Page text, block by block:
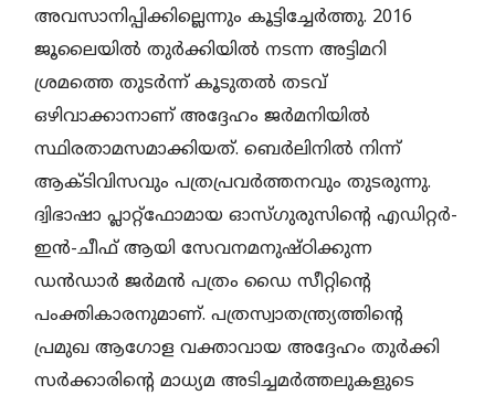
അവസാനിപ്പിക്കില്ലെന്നും കൂട്ടിച്ചേർത്തു. 2016
ജൂലൈയിൽ തുർക്കിയിൽ നടന്ന അട്ടിമറി
ശ്രമത്തെ തുടർന്ന് കൂടുതൽ തടവ്
ഒഴിവാക്കാനാണ്‌ അദ്ദേഹം ജർമനിയിൽ
സ്ഥിരതാമസമാക്കിയത്‌. ബെർലിനിൽ നിന്ന്
ആക്ടിവിസവും പത്രപ്രവർത്തനവും തുടരുന്നു.
ദ്വിഭാഷാ പ്ലാറ്റ്‌ഫോമായ ഓസ്‌ഗുരുസിന്റെ എഡിറ്റർ-
ഇൻ-ചീഫ് ആയി സേവനമനുഷ്ഠിക്കുന്ന
ഡൻഡാർ ജർമൻ പത്രം ഡൈ സീറ്റിന്റെ
പംക്തികാരനുമാണ്‌. പത്രസ്വാതന്ത്ര്യത്തിന്റെ
പ്രമുഖ ആഗോള വക്താവായ അദ്ദേഹം തുർക്കി
സർക്കാരിന്റെ മാധ്യമ അടിച്ചമർത്തലുകളുടെ